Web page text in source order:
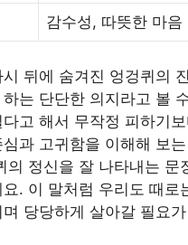
감수성, 따뜻한 마음
시 뒤에 숨겨진 엉겅퀴의
는 단단한 의지라고 볼
고 해서 무작정 피하기
심과 고귀함을 이해해 보
의 정신을 잘 나타내는 문
. 이 말처럼 우리도 때로
당당하게 살아갈 필요